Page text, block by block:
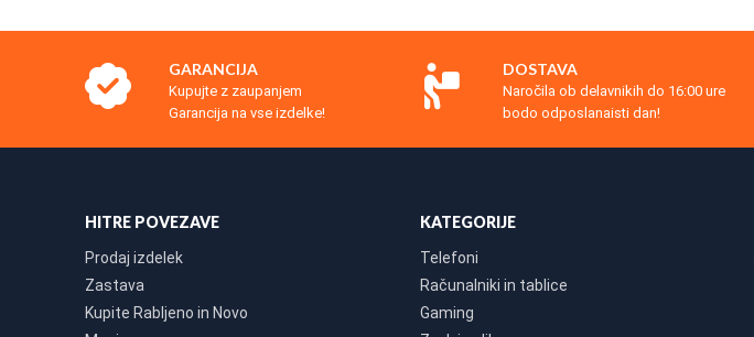
GARANCIJA
Kupujte z zaupanjem
Garancija na vse izdelke!
DOSTAVA
Naročila ob delavnikih do 16:00 ure
bodo odposlanaisti dan!
HITRE POVEZAVE
Prodaj izdelek
Zastava
Kupite Rabljeno in Novo
KATEGORIJE
Telefoni
Računalniki in tablice
Gaming